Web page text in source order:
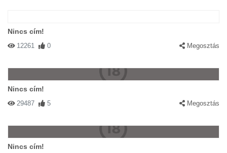
Nincs cím!
12261 0 Megosztás
Nincs cím!
29487 5 Megosztás
Nincs cím!